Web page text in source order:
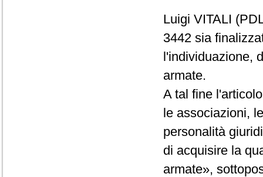
Luigi VITALI
3442 sia
l'individuazione,
armate.
A tal fine
le associazioni,
personalità
di acquisire la
armate»,